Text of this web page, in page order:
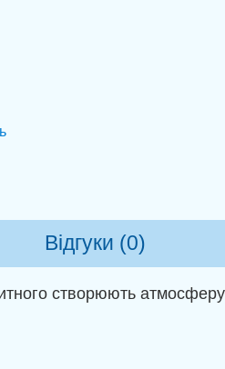
Відгуки (0)
створюють атмосферу